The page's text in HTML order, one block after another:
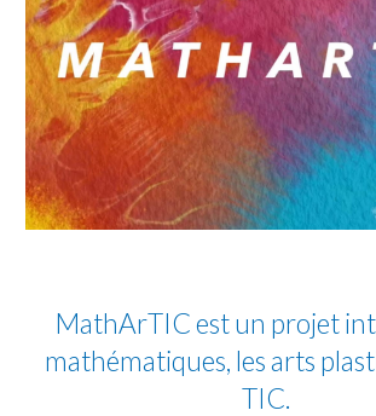
MathArTIC est un projet
mathématiques, les arts
TIC.